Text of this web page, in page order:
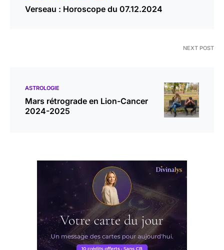
Verseau : Horoscope du 07.12.2024
NEXT POST
ASTROLOGIE
Mars rétrograde en Lion-Cancer
2024-2025